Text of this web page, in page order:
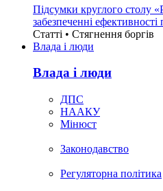
Підсумки круглого столу
забезпеченні
Статті • Стягнення боргiв
Влада i люди
Влада i люди
ДПС
НААКУ
Мінюст
Законодавство
Регуляторна політика